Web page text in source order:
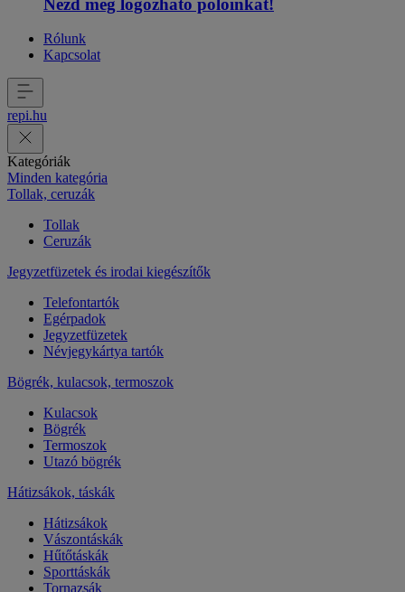
Nézd meg logózható pólóinkat!
Rólunk
Kapcsolat
repi.hu
Kategóriák
Minden kategória
Tollak, ceruzák
Tollak
Ceruzák
Jegyzetfüzetek és irodai kiegészítők
Telefontartók
Egérpadok
Jegyzetfüzetek
Névjegykártya tartók
Bögrék, kulacsok, termoszok
Kulacsok
Bögrék
Termoszok
Utazó bögrék
Hátizsákok, táskák
Hátizsákok
Vászontáskák
Hűtőtáskák
Sporttáskák
Tornazsák